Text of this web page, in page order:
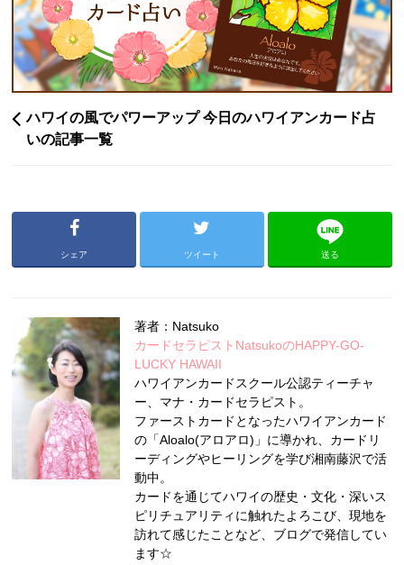
ハワイの風でパワーアップ 今日のハワイアンカード占
いの記事一覧
シェア ツイート 送る
著者：Natsuko
カードセラピストNatsukoのHAPPY-GO-
LUCKY HAWAII
ハワイアンカードスクール公認ティーチャ
ー、マナ・カードセラピスト。
ファーストカードとなったハワイアンカード
の「Aloalo(アロアロ)」に導かれ、カードリ
ーディングやヒーリングを学び湘南藤沢で活
動中。
カードを通じてハワイの歴史・文化・深いス
ピリチュアリティに触れたよろこび、現地を
訪れて感じたことなど、ブログで発信してい
ます☆